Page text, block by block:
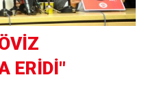
ERİDİ"